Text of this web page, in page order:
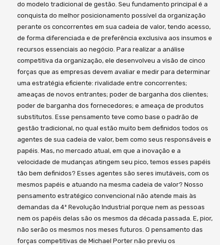
do modelo tradicional de gestão. Seu fundamento principal é a
conquista do melhor posicionamento possível da organização
perante os concorrentes em sua cadeia de valor, tendo acesso,
de forma diferenciada e de preferência exclusiva aos insumos e
recursos essenciais ao negócio. Para realizar a análise
competitiva da organização, ele desenvolveu a visão de cinco
forças que as empresas devem avaliar e medir para determinar
uma estratégia eficiente: rivalidade entre concorrentes;
ameaças de novos entrantes; poder de barganha dos clientes;
poder de barganha dos fornecedores; e ameaça de produtos
substitutos. Esse pensamento teve como base o padrão de
gestão tradicional, no qual estão muito bem definidos todos os
agentes de sua cadeia de valor, bem como seus responsáveis e
papéis. Mas, no mercado atual, em que a inovação e a
velocidade de mudanças atingem seu pico, temos esses papéis
tão bem definidos? Esses agentes são seres imutáveis, com os
mesmos papéis e atuando na mesma cadeia de valor? Nosso
pensamento estratégico convencional não atende mais às
demandas da 4ª Revolução Industrial porque nem as pessoas
nem os papéis delas são os mesmos da década passada. E, pior,
não serão os mesmos nos meses futuros. O pensamento das
forças competitivas de Michael Porter não previu os